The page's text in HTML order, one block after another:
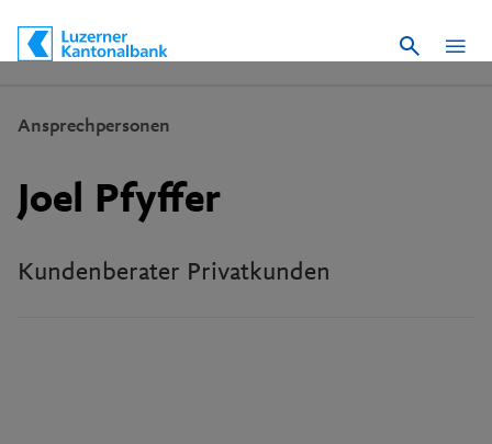
Suche
Ansprechpersonen
Joel Pfyffer
Kundenberater Privatkunden